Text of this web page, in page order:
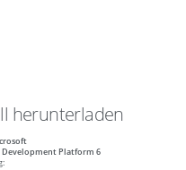
herunterladen
Development Platform 6